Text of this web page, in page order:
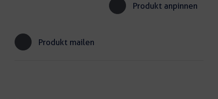
Produkt anpinnen
Produkt mailen